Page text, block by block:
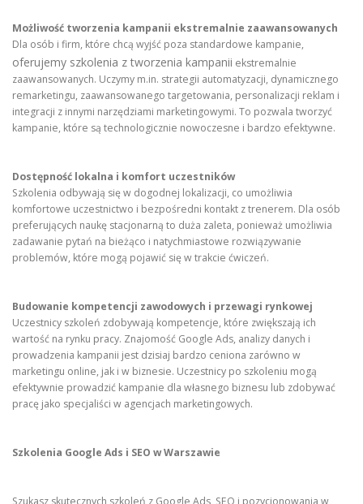
Możliwość tworzenia kampanii ekstremalnie zaawansowanych
Dla osób i firm, które chcą wyjść poza standardowe kampanie,
oferujemy szkolenia z tworzenia kampanii ekstremalnie
zaawansowanych. Uczymy m.in. strategii automatyzacji, dynamicznego
remarketingu, zaawansowanego targetowania, personalizacji reklam i
integracji z innymi narzędziami marketingowymi. To pozwala tworzyć
kampanie, które są technologicznie nowoczesne i bardzo efektywne.
Dostępność lokalna i komfort uczestników
Szkolenia odbywają się w dogodnej lokalizacji, co umożliwia
komfortowe uczestnictwo i bezpośredni kontakt z trenerem. Dla osób
preferujących naukę stacjonarną to duża zaleta, ponieważ umożliwia
zadawanie pytań na bieżąco i natychmiastowe rozwiązywanie
problemów, które mogą pojawić się w trakcie ćwiczeń.
Budowanie kompetencji zawodowych i przewagi rynkowej
Uczestnicy szkoleń zdobywają kompetencje, które zwiększają ich
wartość na rynku pracy. Znajomość Google Ads, analizy danych i
prowadzenia kampanii jest dzisiaj bardzo ceniona zarówno w
marketingu online, jak i w biznesie. Uczestnicy po szkoleniu mogą
efektywnie prowadzić kampanie dla własnego biznesu lub zdobywać
pracę jako specjaliści w agencjach marketingowych.
Szkolenia Google Ads i SEO w Warszawie